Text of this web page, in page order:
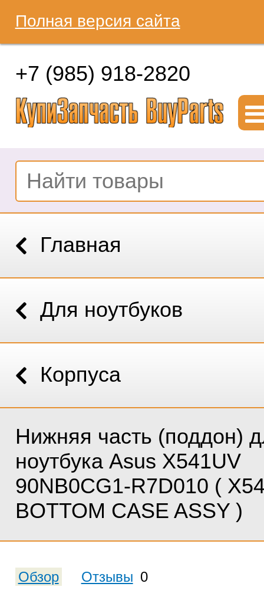
Полная версия сайта
+7 (985) 918-2820
Главная
Для ноутбуков
Корпуса
Нижняя часть (поддон)
ноутбука Asus X541UV
90NB0CG1-R7D010 (
BOTTOM CASE ASSY )
Обзор Отзывы 0